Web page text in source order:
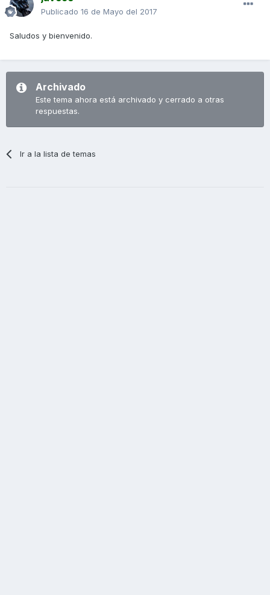
Publicado 16 de Mayo del 2017
Saludos y bienvenido.
Archivado
Este tema ahora está archivado y cerrado a otras
respuestas.
Ir a la lista de temas